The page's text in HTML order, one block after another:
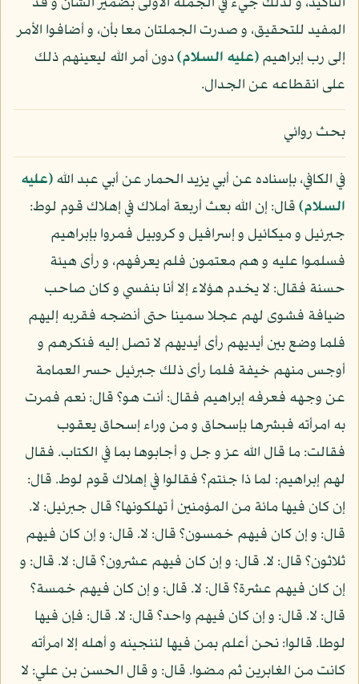
المفيد للتحقيق، و صدرت الجملتان معا بأن، و أضافوا الأمر
إلى رب إبراهيم(عليه السلام)دون أمر الله ليعينهم ذلك
على انقطاعه عن الجدال.
بحث روائي
في الكافي، بإسناده عن أبي يزيد الحمار عن أبي عبد الله(عليه
السلام)قال: إن الله بعث أربعة أملاك في إهلاك قوم لوط:
جبرئيل و ميكائيل و إسرافيل و كروبيل فمروا بإبراهيم
فسلموا عليه و هم معتمون فلم يعرفهم، و رأى هيئة
حسنة فقال: لا يخدم هؤلاء إلا أنا بنفسي و كان صاحب
ضيافة فشوى لهم عجلا سمينا حتى أنضجه فقربه إليهم
فلما وضع بين أيديهم رأى أيديهم لا تصل إليه فنكرهم و
أوجس منهم خيفة فلما رأى ذلك جبرئيل حسر العمامة
عن وجهه فعرفه إبراهيم فقال: أنت هو؟ قال: نعم فمرت
به امرأته فبشرها بإسحاق و من وراء إسحاق يعقوب
فقالت: ما قال الله عز و جل و أجابوها بما في الكتاب. فقال
لهم إبراهيم: لما ذا جئتم؟ فقالوا في إهلاك قوم لوط. قال:
إن كان فيها مائة من المؤمنين أ تهلكونها؟ قال جبرئيل: لا.
قال: و إن كان فيهم خمسون؟ قال: لا. قال: و إن كان فيهم
ثلاثون؟ قال: لا. قال: و إن كان فيهم عشرون؟ قال: لا. قال: و
إن كان فيهم عشرة؟ قال: لا. قال: و إن كان فيهم خمسة؟
قال: لا. قال: و إن كان فيهم واحد؟ قال: لا. قال: فإن فيها
لوطا. قالوا: نحن أعلم بمن فيها لننجينه و أهله إلا امرأته
كانت من الغابرين ثم مضوا. قال: و قال الحسن بن علي: لا